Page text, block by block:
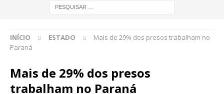
INÍCIO ESTADO
Mais de 29% dos presos trabalham no
Paraná
Mais de 29% dos presos
trabalham no Paraná